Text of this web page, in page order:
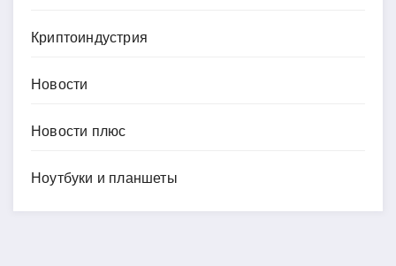
Криптоиндустрия
Новости
Новости плюс
Ноутбуки и планшеты